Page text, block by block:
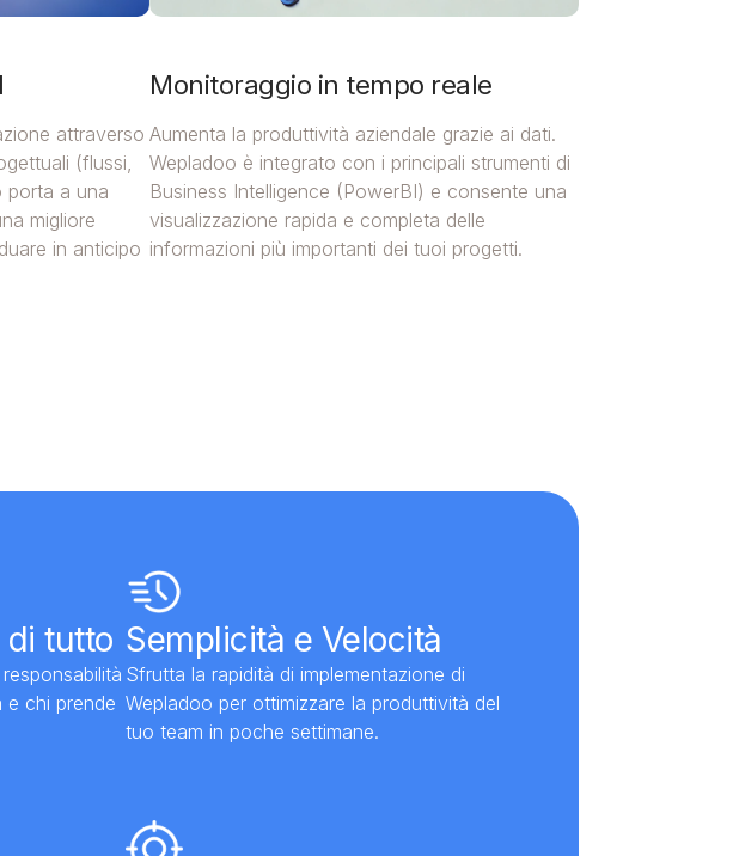
attraverso
(flussi,
porta a una
migliore
in anticipo
Monitoraggio in tempo reale
Aumenta la produttività aziendale grazie ai dati.
Wepladoo è integrato con i principali strumenti di
Business Intelligence (PowerBI) e consente una
visualizzazione rapida e completa delle
informazioni più importanti dei tuoi progetti.
tutto
e chi prende
Semplicità e Velocità
Sfrutta la rapidità di implementazione di
Wepladoo per ottimizzare la produttività del
tuo team in poche settimane.